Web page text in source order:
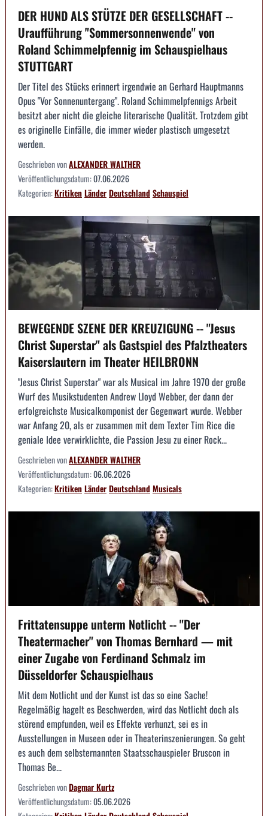
DER HUND ALS STÜTZE DER GESELLSCHAFT --
Uraufführung "Sommersonnenwende" von
Roland Schimmelpfennig im Schauspielhaus
STUTTGART
Der Titel des Stücks erinnert irgendwie an Gerhard Hauptmanns
Opus "Vor Sonnenuntergang". Roland Schimmelpfennigs Arbeit
besitzt aber nicht die gleiche literarische Qualität. Trotzdem gibt
es originelle Einfälle, die immer wieder plastisch umgesetzt
werden.
Geschrieben vonALEXANDER WALTHER
Veröffentlichungsdatum:07.06.2026
Kategorien:KritikenLänderDeutschlandSchauspiel
BEWEGENDE SZENE DER KREUZIGUNG -- "Jesus
Christ Superstar" als Gastspiel des Pfalztheaters
Kaiserslautern im Theater HEILBRONN
"Jesus Christ Superstar" war als Musical im Jahre 1970 der große
Wurf des Musikstudenten Andrew Lloyd Webber, der dann der
erfolgreichste Musicalkomponist der Gegenwart wurde. Webber
war Anfang 20, als er zusammen mit dem Texter Tim Rice die
geniale Idee verwirklichte, die Passion Jesu zu einer Rock...
Geschrieben vonALEXANDER WALTHER
Veröffentlichungsdatum:06.06.2026
Kategorien:KritikenLänderDeutschlandMusicals
Frittatensuppe unterm Notlicht -- "Der
Theatermacher" von Thomas Bernhard — mit
einer Zugabe von Ferdinand Schmalz im
Düsseldorfer Schauspielhaus
Mit dem Notlicht und der Kunst ist das so eine Sache!
Regelmäßig hagelt es Beschwerden, wird das Notlicht doch als
störend empfunden, weil es Effekte verhunzt, sei es in
Ausstellungen in Museen oder in Theaterinszenierungen. So geht
es auch dem selbsternannten Staatsschauspieler Bruscon in
Thomas Be...
Geschrieben vonDagmar Kurtz
Veröffentlichungsdatum:05.06.2026